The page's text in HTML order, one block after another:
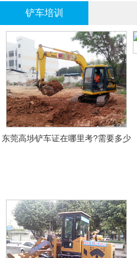
铲车培训
东莞高埗铲车证在哪里考?需要多少